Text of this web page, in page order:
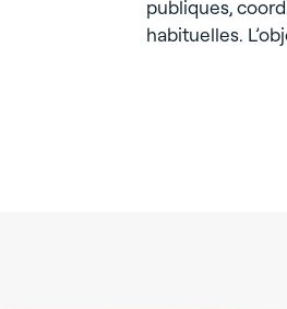
publiques,
habituelles.